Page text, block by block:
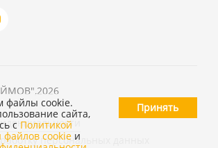
,2026
персональных данных
файлы cookie.
сайта,
с Политикой
файлов cookie и
Принять